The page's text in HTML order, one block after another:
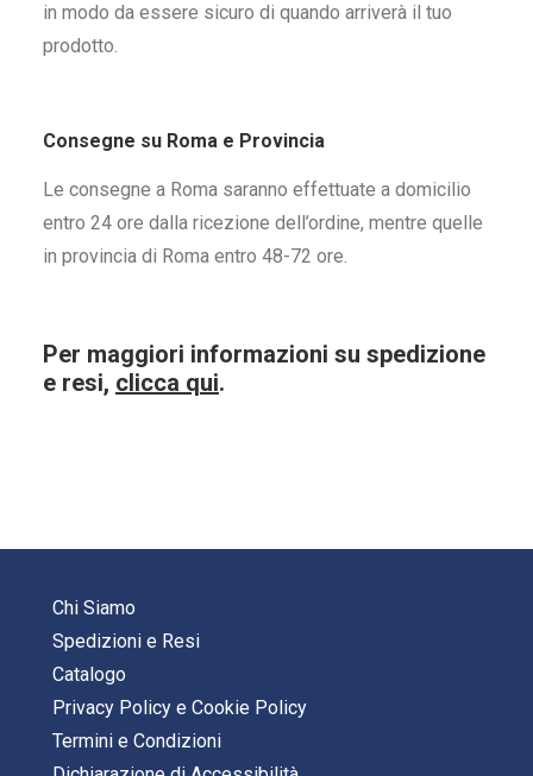
in modo da essere sicuro di quando arriverà il tuo
prodotto.
Consegne su Roma e Provincia
Le consegne a Roma saranno effettuate a domicilio
entro 24 ore dalla ricezione dell’ordine, mentre quelle
in provincia di Roma entro 48-72 ore.
Per maggiori informazioni su spedizione
e resi, clicca qui.
Chi Siamo
Spedizioni e Resi
Catalogo
Privacy Policy e Cookie Policy
Termini e Condizioni